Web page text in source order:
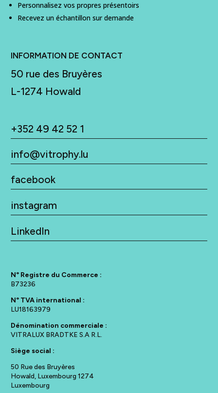
Personnalisez vos propres présentoirs
Recevez un échantillon sur demande
INFORMATION DE CONTACT
50 rue des Bruyères
L-1274 Howald
+352 49 42 52 1
info@vitrophy.lu
facebook
instagram
LinkedIn
N° Registre du Commerce :
B73236
N° TVA international :
LU18163979
Dénomination commerciale :
VITRALUX BRADTKE S.A R.L.
Siège social :
50 Rue des Bruyères
Howald, Luxembourg 1274
Luxembourg